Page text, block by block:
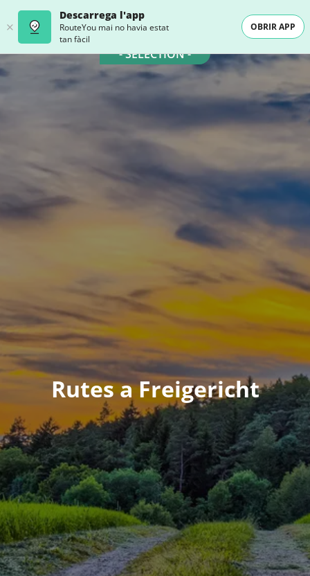
Descarrega l'app
RouteYou mai no havia estat
tan fàcil
OBRIR APP
- SELECTION -
Rutes a Freigericht